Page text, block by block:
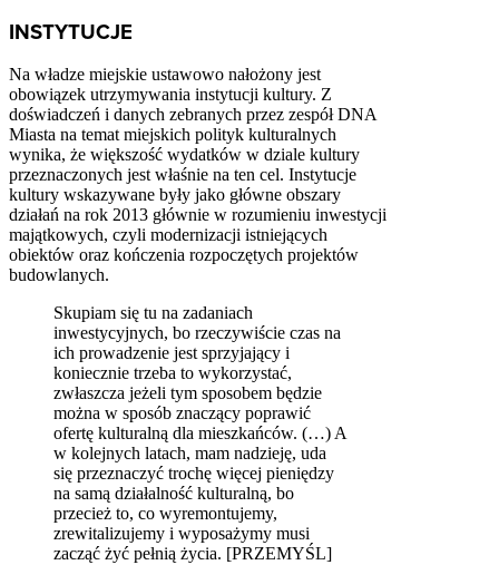
INSTYTUCJE
Na władze miejskie ustawowo nałożony jest
obowiązek utrzymywania instytucji kultury. Z
doświadczeń i danych zebranych przez zespół DNA
Miasta na temat miejskich polityk kulturalnych
wynika, że większość wydatków w dziale kultury
przeznaczonych jest właśnie na ten cel. Instytucje
kultury wskazywane były jako główne obszary
działań na rok 2013 głównie w rozumieniu inwestycji
majątkowych, czyli modernizacji istniejących
obiektów oraz kończenia rozpoczętych projektów
budowlanych.
Skupiam się tu na zadaniach
inwestycyjnych, bo rzeczywiście czas na
ich prowadzenie jest sprzyjający i
koniecznie trzeba to wykorzystać,
zwłaszcza jeżeli tym sposobem będzie
można w sposób znaczący poprawić
ofertę kulturalną dla mieszkańców. (…) A
w kolejnych latach, mam nadzieję, uda
się przeznaczyć trochę więcej pieniędzy
na samą działalność kulturalną, bo
przecież to, co wyremontujemy,
zrewitalizujemy i wyposażymy musi
zacząć żyć pełnią życia. [PRZEMYŚL]